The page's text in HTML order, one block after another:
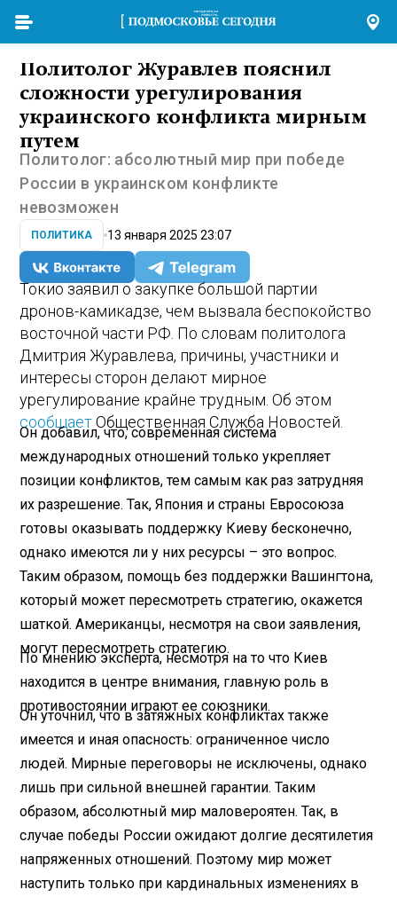
Политолог Журавлев пояснил
сложности урегулирования
украинского конфликта мирным
путем
Политолог: абсолютный мир при победе
России в украинском конфликте
невозможен
ПОЛИТИКА 13 января 2025 23:07
Токио заявил о закупке большой партии
дронов-камикадзе, чем вызвала беспокойство
восточной части РФ. По словам политолога
Дмитрия Журавлева, причины, участники и
интересы сторон делают мирное
урегулирование крайне трудным. Об этом
сообщаетОбщественная Служба Новостей.
Он добавил, что, современная система
международных отношений только укрепляет
позиции конфликтов, тем самым как раз затрудняя
их разрешение. Так, Япония и страны Евросоюза
готовы оказывать поддержку Киеву бесконечно,
однако имеются ли у них ресурсы – это вопрос.
Таким образом, помощь без поддержки Вашингтона,
который может пересмотреть стратегию, окажется
шаткой. Американцы, несмотря на свои заявления,
могут пересмотреть стратегию.
По мнению эксперта, несмотря на то что Киев
находится в центре внимания, главную роль в
противостоянии играют ее союзники.
Он уточнил, что в затяжных конфликтах также
имеется и иная опасность: ограниченное число
людей. Мирные переговоры не исключены, однако
лишь при сильной внешней гарантии. Таким
образом, абсолютный мир маловероятен. Так, в
случае победы России ожидают долгие десятилетия
напряженных отношений. Поэтому мир может
наступить только при кардинальных изменениях в